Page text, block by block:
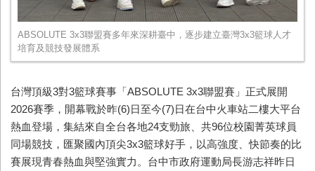
ABSOLUTE 3x3聯盟賽多年來深耕臺中，逐步建立臺灣3x3籃球人才
培育及競技發展體系
台灣頂級3對3籃球賽事「ABSOLUTE 3x3聯盟賽」正式展開
2026賽季，開幕戰於昨(6)日至今(7)日在台中火車站二樓大平台
熱血登場，集結來自全台各地24支勁旅、共96位校園菁英球員
同場競技，匯聚國內頂尖3x3籃球好手，以高強度、快節奏的比
賽展現青春熱血與堅強實力。台中市政府運動局長游志祥昨日